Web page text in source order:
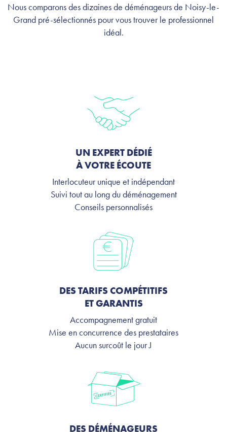
Nous comparons des dizaines de déménageurs de Noisy-le-
Grand pré-sélectionnés pour vous trouver le professionnel
idéal.
UN EXPERT DÉDIÉ
À VOTRE ÉCOUTE
Interlocuteur unique et indépendant
Suivi tout au long du déménagement
Conseils personnalisés
DES TARIFS COMPÉTITIFS
ET GARANTIS
Accompagnement gratuit
Mise en concurrence des prestataires
Aucun surcoût le jour J
DES DÉMÉNAGEURS